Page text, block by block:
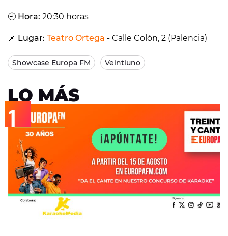
🕘 Hora: 20:30 horas
📌 Lugar: Teatro Ortega - Calle Colón, 2 (Palencia)
Showcase Europa FM Veintiuno
LO MÁS